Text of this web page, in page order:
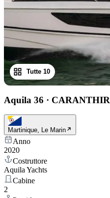
Tutte 10
Aquila 36 · CARANTHIR
Martinique, Le Marin
Anno
2020
Costruttore
Aquila Yachts
Cabine
2